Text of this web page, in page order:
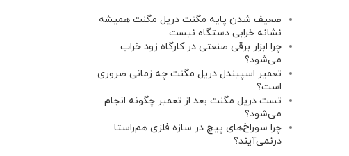
ضعیف شدن پایه مگنت دریل مگنت همیشه
نشانه خرابی دستگاه نیست
چرا ابزار برقی صنعتی در کارگاه زود خراب
می‌شود؟
تعمیر اسپیندل دریل مگنت چه زمانی ضروری
است؟
تست دریل مگنت بعد از تعمیر چگونه انجام
می‌شود؟
چرا سوراخ‌های پیچ در سازه فلزی هم‌راستا
درنمی‌آیند؟